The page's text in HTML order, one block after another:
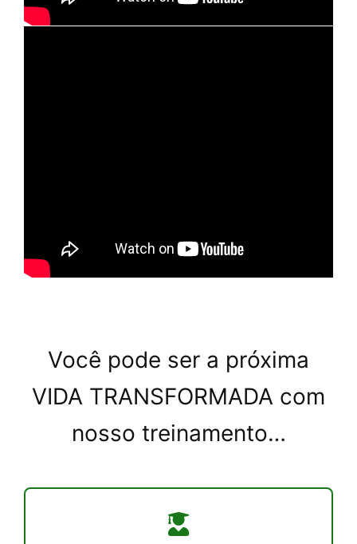
Você pode ser a próxima
VIDA TRANSFORMADA com
nosso treinamento…